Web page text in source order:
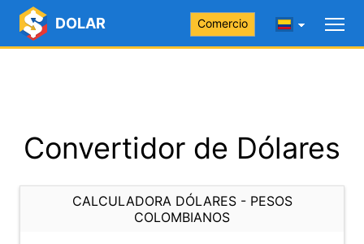
DOLAR Comercio
Convertidor de Dólares
CALCULADORA DÓLARES - PESOS
COLOMBIANOS